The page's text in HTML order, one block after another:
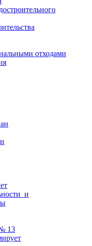
отходами
и
13